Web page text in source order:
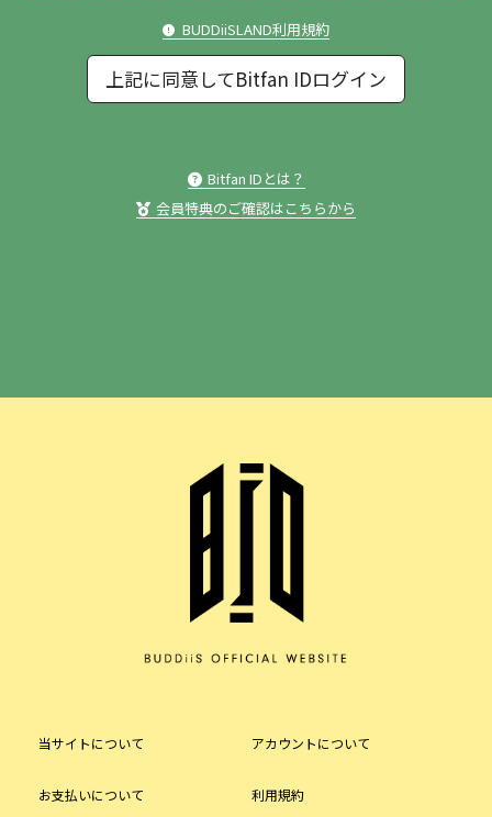
BUDDiiSLAND利用規約
上記に同意してBitfan IDログイン
Bitfan IDとは？
会員特典のご確認はこちらから
当サイトについて アカウントについて
お支払いについて 利用規約